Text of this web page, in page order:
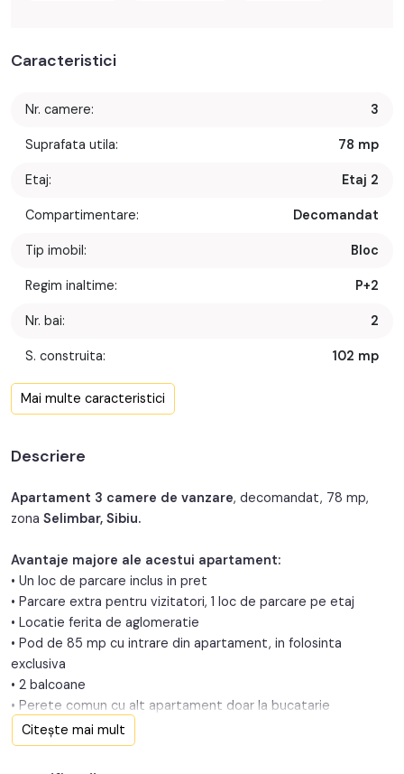
Caracteristici
Nr. camere: 3
Suprafata utila: 78 mp
Etaj: Etaj 2
Compartimentare: Decomandat
Tip imobil: Bloc
Regim inaltime: P+2
Nr. bai: 2
S. construita: 102 mp
Confort:
Nr. balcoane:
Nr. parcari:
Structura:
Mai multe caracteristici
Descriere
Apartament 3 camere de vanzare, decomandat, 78 mp,
zona Selimbar, Sibiu.
Avantaje majore ale acestui apartament:
• Un loc de parcare inclus in pret
• Parcare extra pentru vizitatori, 1 loc de parcare pe etaj
• Locatie ferita de aglomeratie
• Pod de 85 mp cu intrare din apartament, in folosinta
exclusiva
• 2 balcoane
• Perete comun cu alt apartament doar la bucatarie
TABOO Imobiliare propune un apartament de vanzare cu 3
Citește mai mult